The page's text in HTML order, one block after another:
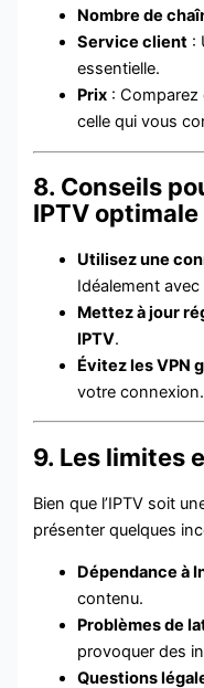
Nombre de
Service client :
essentielle.
Prix :
celle qui vous
8. Conseils
IPTV optimale
Utilisez une
Idéalement
Mettez à jour
IPTV.
Évitez les VPN
votre connexion.
9. Les limites
Bien que l’IPTV soit
présenter quelques
Dépendance à
contenu.
Problèmes de
provoquer des
Questions